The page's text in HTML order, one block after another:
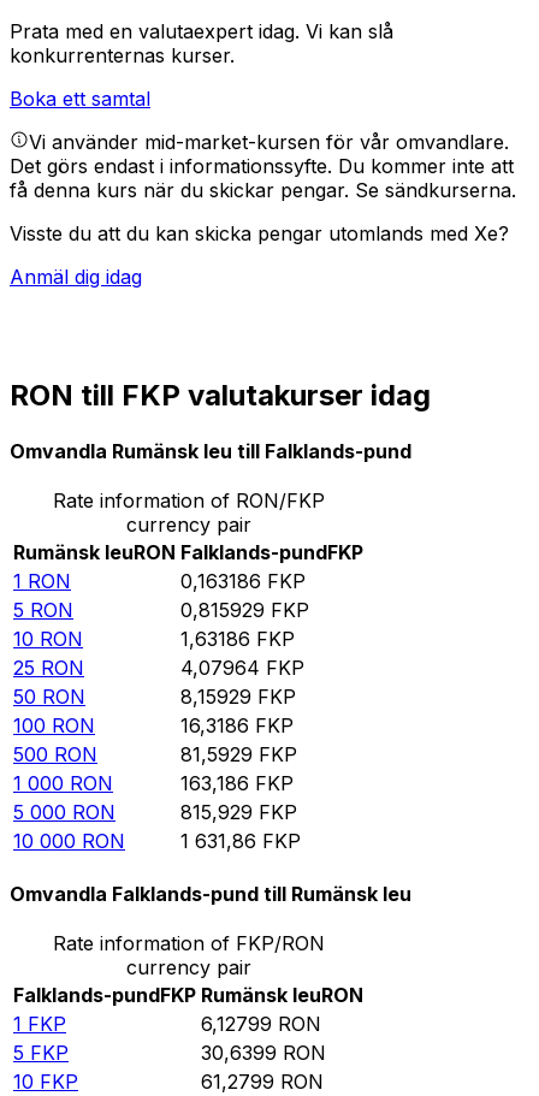
Prata med en valutaexpert idag. Vi kan slå
konkurrenternas kurser.
Boka ett samtal
Vi använder mid-market-kursen för vår omvandlare.
Det görs endast i informationssyfte. Du kommer inte att
få denna kurs när du skickar pengar. Se sändkurserna.
Visste du att du kan skicka pengar utomlands med Xe?
Anmäl dig idag
RON till FKP valutakurser idag
Omvandla Rumänsk leu till Falklands-pund
Rate information of RON/FKP
currency pair
Rumänsk leuRON Falklands-pundFKP
1 RON 0,163186 FKP
5 RON 0,815929 FKP
10 RON 1,63186 FKP
25 RON 4,07964 FKP
50 RON 8,15929 FKP
100 RON 16,3186 FKP
500 RON 81,5929 FKP
1 000 RON 163,186 FKP
5 000 RON 815,929 FKP
10 000 RON 1 631,86 FKP
Omvandla Falklands-pund till Rumänsk leu
Rate information of FKP/RON
currency pair
Falklands-pundFKP Rumänsk leuRON
1 FKP 6,12799 RON
5 FKP 30,6399 RON
10 FKP 61,2799 RON